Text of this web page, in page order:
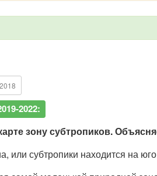
2022:
зону субтропиков.
или субтропики находится на